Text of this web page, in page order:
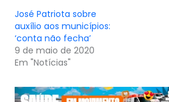
José Patriota sobre
auxílio aos municípios:
‘conta não fecha’
9 de maio de 2020
Em "Notícias"